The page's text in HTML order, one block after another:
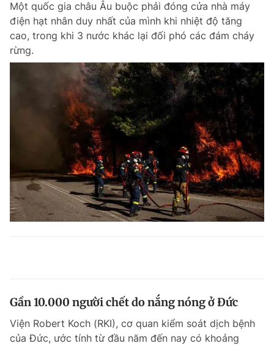
Một quốc gia châu Âu buộc phải đóng cửa nhà máy
điện hạt nhân duy nhất của mình khi nhiệt độ tăng
cao, trong khi 3 nước khác lại đối phó các đám cháy
rừng.
Gần 10.000 người chết do nắng nóng ở Đức
Viện Robert Koch (RKI), cơ quan kiểm soát dịch bệnh
của Đức, ước tính từ đầu năm đến nay có khoảng